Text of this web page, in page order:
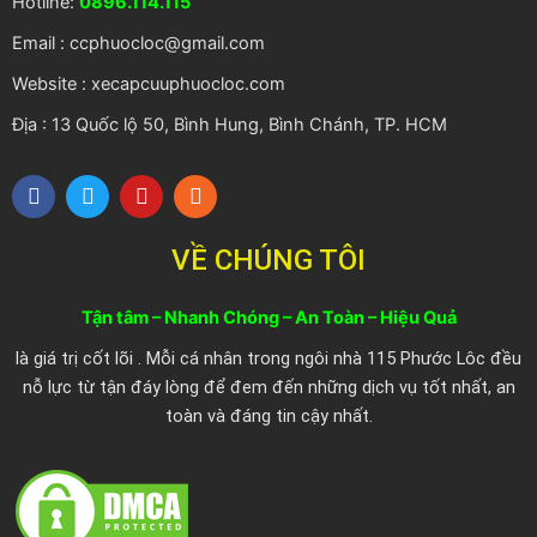
Email : ccphuocloc@gmail.com
Website : xecapcuuphuocloc.com
Địa : 13 Quốc lộ 50, Bình Hung, Bình Chánh, TP. HCM
F
a
T
w
r
Y
o
e
R
s
VỀ CHÚNG TÔI
Tận tâm – Nhanh Chóng – An Toàn – Hiệu Quả
là giá trị cốt lõi . Mỗi cá nhân trong ngôi nhà 115 Phước Lôc đều
nỗ lực từ tận đáy lòng để đem đến những dịch vụ tốt nhất, an
toàn và đáng tin cậy nhất.